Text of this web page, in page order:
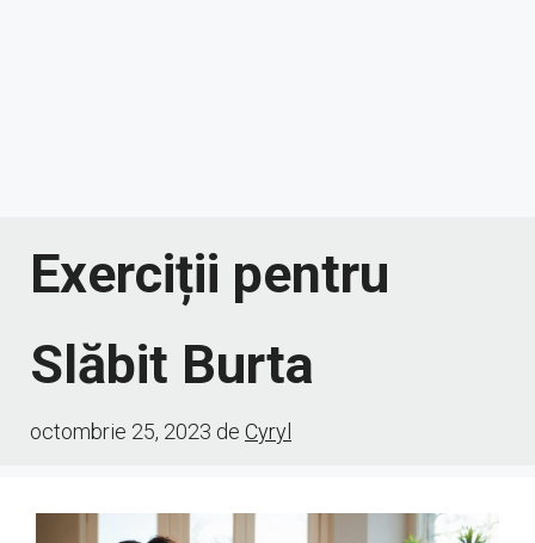
Exerciții pentru
Slăbit Burta
octombrie 25, 2023 de Cyryl